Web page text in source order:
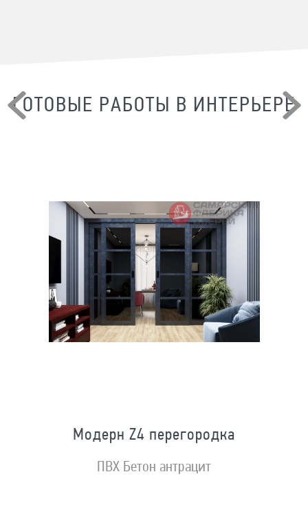
ГОТОВЫЕ РАБОТЫ В ИНТЕРЬЕРЕ
Модерн Z4 перегородка
ПВХ Бетон антрацит